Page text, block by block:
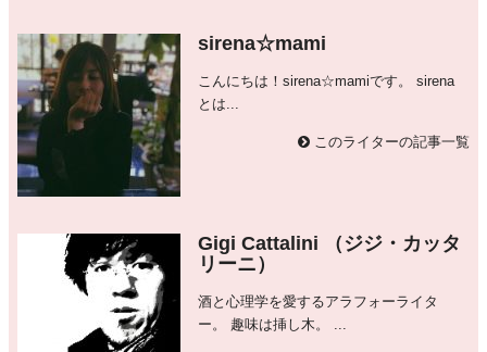
sirena☆mami
こんにちは！sirena☆mamiです。 sirena
とは...
このライターの記事一覧
Gigi Cattalini （ジジ・カッタ
リーニ）
酒と心理学を愛するアラフォーライタ
ー。 趣味は挿し木。 ...